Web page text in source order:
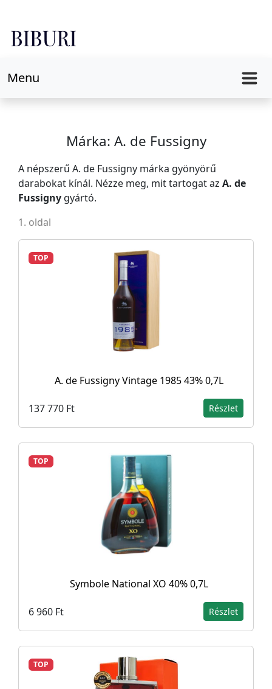
Menu
Márka: A. de Fussigny
A népszerű A. de Fussigny márka gyönyörű
darabokat kínál. Nézze meg, mit tartogat az A. de
Fussigny gyártó.
1. oldal
TOP
A. de Fussigny Vintage 1985 43% 0,7L
137 770 Ft Részlet
TOP
Symbole National XO 40% 0,7L
6 960 Ft Részlet
TOP